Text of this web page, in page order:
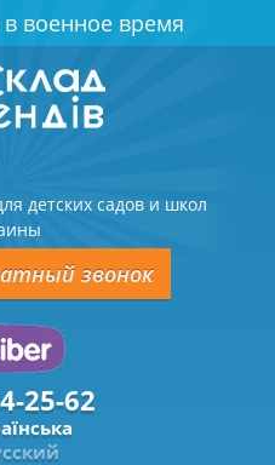
военное время
детских садов и школ
звонок
25-62